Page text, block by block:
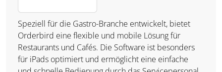
Speziell für die Gastro-Branche entwickelt, bietet
Orderbird eine flexible und mobile Lösung für
Restaurants und Cafés. Die Software ist besonders
für iPads optimiert und ermöglicht eine einfache